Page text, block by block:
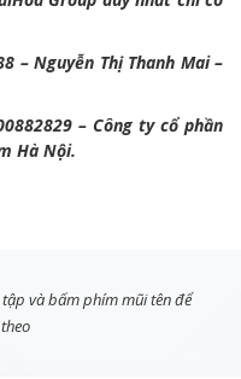
– Nguyễn Thị Thanh Mai –
– Công ty cổ phần
Hà Nội.
và bấm phím mũi tên để